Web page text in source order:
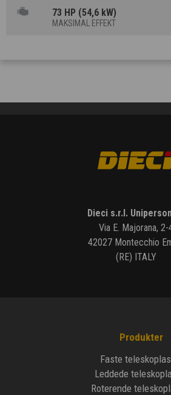
73 HP (54,6 kW)
MAKSIMAL EFFEKT
Dieci s.r.l.
Via E. Majorana, 2-
42027 Montecchio
(RE) ITALY
Produkter
Faste
Leddede
Roterende